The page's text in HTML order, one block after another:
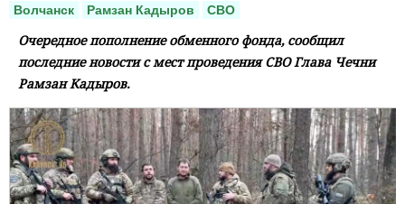
Волчанск Рамзан Кадыров СВО
Очередное пополнение обменного фонда, сообщил
последние новости с мест проведения СВО Глава Чечни
Рамзан Кадыров.